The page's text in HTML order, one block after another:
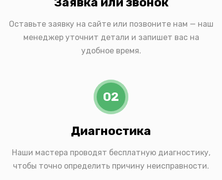
Оставьте заявку на сайте или позвоните нам — наш
менеджер уточнит детали и запишет вас на
удобное время.
02
Диагностика
Наши мастера проводят бесплатную диагностику,
чтобы точно определить причину неисправности.